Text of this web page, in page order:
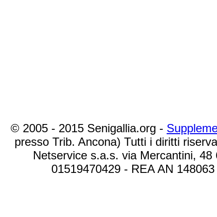
© 2005 - 2015 Senigallia.org -
presso Trib. Ancona) Tutti i diritti
Netservice s.a.s. via Mercantini,
01519470429 - REA AN